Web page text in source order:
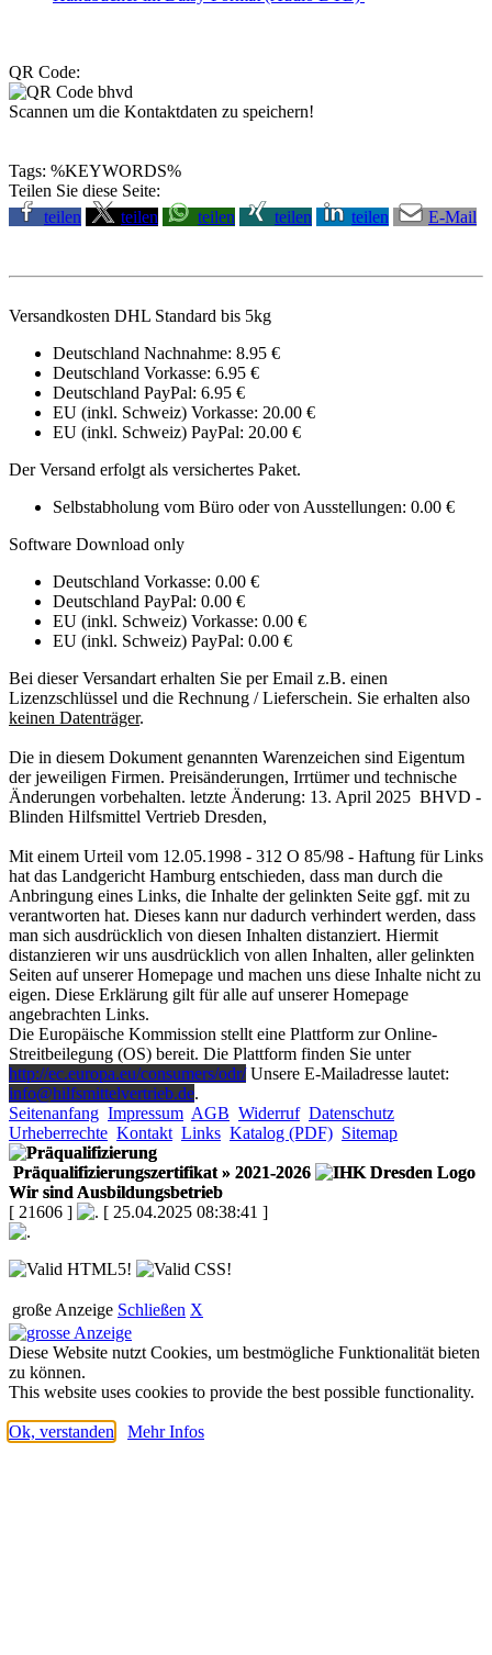
QR Code:
Scannen um die Kontaktdaten zu speichern!
Tags: %KEYWORDS%
Teilen Sie diese Seite:
teilen
teilen teilen teilen teilen E-Mail
Versandkosten DHL Standard bis 5kg
Deutschland Nachnahme: 8.95 €
Deutschland Vorkasse: 6.95 €
Deutschland PayPal: 6.95 €
EU (inkl. Schweiz) Vorkasse: 20.00 €
EU (inkl. Schweiz) PayPal: 20.00 €
Der Versand erfolgt als versichertes Paket.
Selbstabholung vom Büro oder von Ausstellungen: 0.00 €
Software Download only
Deutschland Vorkasse: 0.00 €
Deutschland PayPal: 0.00 €
EU (inkl. Schweiz) Vorkasse: 0.00 €
EU (inkl. Schweiz) PayPal: 0.00 €
Bei dieser Versandart erhalten Sie per Email z.B. einen
Lizenzschlüssel und die Rechnung / Lieferschein. Sie erhalten also
keinen Datenträger.
Die in diesem Dokument genannten Warenzeichen sind Eigentum
der jeweiligen Firmen. Preisänderungen, Irrtümer und technische
Änderungen vorbehalten. letzte Änderung: 13. April 2025 BHVD -
Blinden Hilfsmittel Vertrieb Dresden,
Mit einem Urteil vom 12.05.1998 - 312 O 85/98 - Haftung für Links
hat das Landgericht Hamburg entschieden, dass man durch die
Anbringung eines Links, die Inhalte der gelinkten Seite ggf. mit zu
verantworten hat. Dieses kann nur dadurch verhindert werden, dass
man sich ausdrücklich von diesen Inhalten distanziert. Hiermit
distanzieren wir uns ausdrücklich von allen Inhalten, aller gelinkten
Seiten auf unserer Homepage und machen uns diese Inhalte nicht zu
eigen. Diese Erklärung gilt für alle auf unserer Homepage
angebrachten Links.
Die Europäische Kommission stellt eine Plattform zur Online-
Streitbeilegung (OS) bereit. Die Plattform finden Sie unter
http://ec.europa.eu/consumers/odr/Unsere E-Mailadresse lautet:
info@hilfsmittelvertrieb.de.
Seitenanfang Impressum AGB Widerruf Datenschutz
Urheberrechte Kontakt Links Katalog (PDF) Sitemap
Präqualifizierungszertifikat » 2021-2026
Wir sind Ausbildungsbetrieb
[ 21606 ]
[ 25.04.2025 08:38:41 ]
große Anzeige Schließen X
Diese Website nutzt Cookies, um bestmögliche Funktionalität bieten
zu können.
This website uses cookies to provide the best possible functionality.
Ok, verstanden Mehr Infos